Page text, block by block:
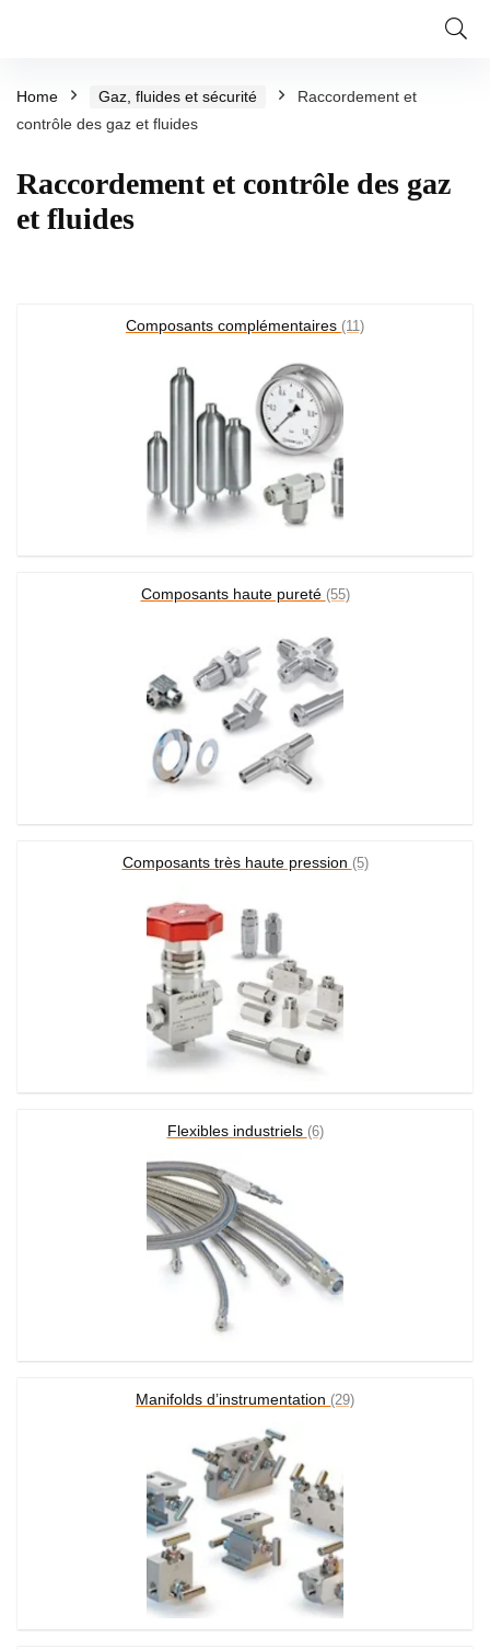
Home Gaz, fluides et sécurité
Raccordement et
contrôle des gaz et fluides
Raccordement et contrôle des gaz
et fluides
Composants complémentaires (11)
Composants haute pureté (55)
Composants très haute pression (5)
Flexibles industriels (6)
Manifolds d’instrumentation (29)